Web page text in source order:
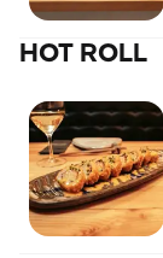
HOT ROLL